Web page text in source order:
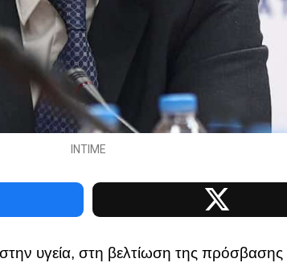
INTIME
υγεία, στη βελτίωση της